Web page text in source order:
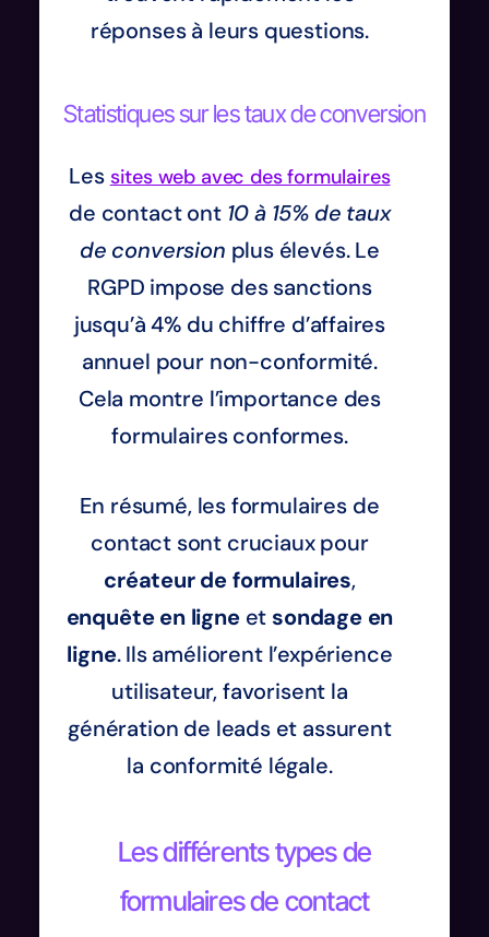
réponses à leurs questions.
Statistiques sur les taux de conversion
Les sites web avec des formulaires
de contact ont 10 à 15% de taux
de conversion plus élevés. Le
RGPD impose des sanctions
jusqu’à 4% du chiffre d’affaires
annuel pour non-conformité.
Cela montre l’importance des
formulaires conformes.
En résumé, les formulaires de
contact sont cruciaux pour
créateur de formulaires,
enquête en ligneet sondage en
ligne. Ils améliorent l’expérience
utilisateur, favorisent la
génération de leads et assurent
la conformité légale.
Les différents types de
formulaires de contact